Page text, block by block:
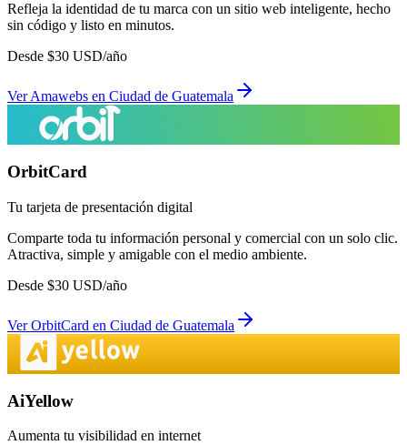
Refleja la identidad de tu marca con un sitio web inteligente, hecho
sin código y listo en minutos.
Desde $30 USD/año
VerAmawebs en Ciudad de Guatemala
OrbitCard
Tu tarjeta de presentación digital
Comparte toda tu información personal y comercial con un solo clic.
Atractiva, simple y amigable con el medio ambiente.
Desde $30 USD/año
VerOrbitCard en Ciudad de Guatemala
AiYellow
Aumenta tu visibilidad en internet